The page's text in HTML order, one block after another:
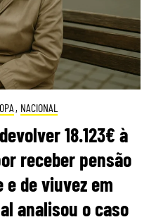
, NACIONAL
18.123€ à
receber pensão
de viuvez em
analisou o caso